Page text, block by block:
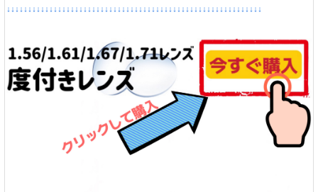
↓↓↓↓↓↓↓↓↓↓↓↓↓↓↓↓↓↓↓↓↓↓↓↓↓↓↓↓↓↓↓↓↓↓↓↓↓↓↓↓↓↓↓↓↓↓↓↓↓↓↓↓↓↓↓↓↓↓↓↓